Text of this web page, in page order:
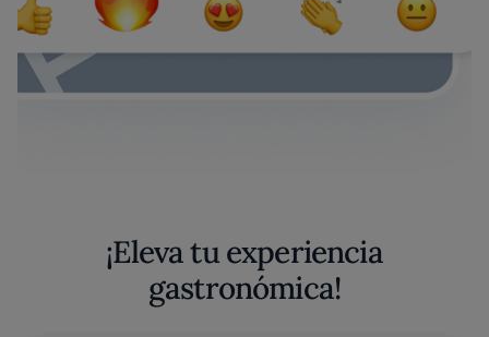
¡Eleva tu experiencia
gastronómica!